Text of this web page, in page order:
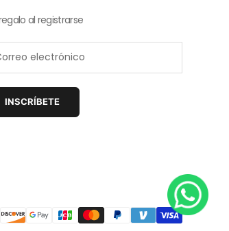
al registrarse
INSCRÍBETE